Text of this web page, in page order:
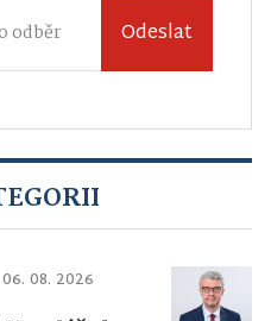
Odeslat
06. 08. 2026